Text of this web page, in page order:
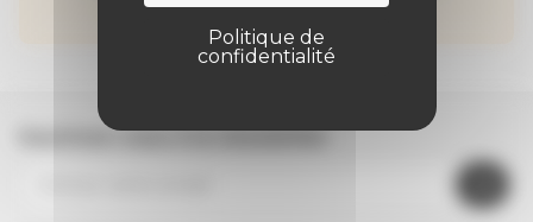
Politique de
confidentialité
Inscrivez-vous à la newsletter